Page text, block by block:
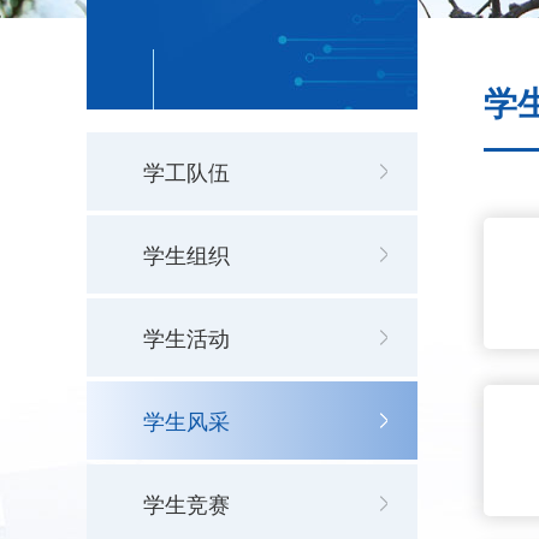
学工队伍
学生组织
学生活动
学生风采
学生竞赛
学